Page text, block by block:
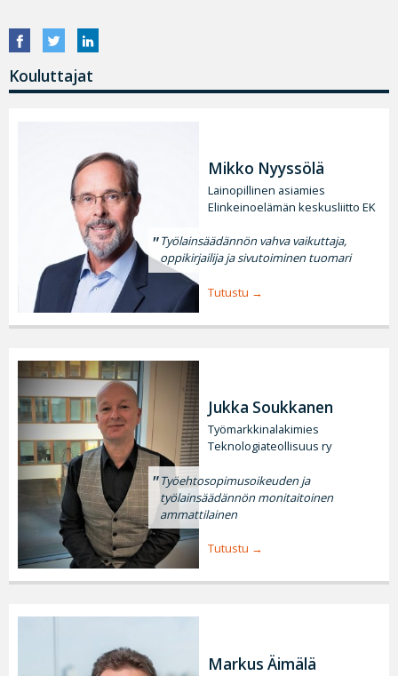
Kouluttajat
Mikko Nyyssölä
Lainopillinen asiamies
Elinkeinoelämän keskusliitto EK
Työlainsäädännön vahva vaikuttaja,
oppikirjailija ja sivutoiminen tuomari
Tutustu
Jukka Soukkanen
Työmarkkinalakimies
Teknologiateollisuus ry
Työehtosopimusoikeuden ja
työlainsäädännön monitaitoinen
ammattilainen
Tutustu
Markus Äimälä